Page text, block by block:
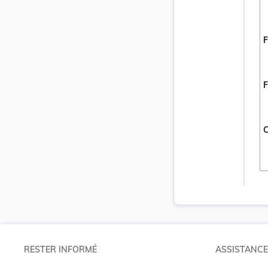
RESTER INFORMÉ ASSISTANCE